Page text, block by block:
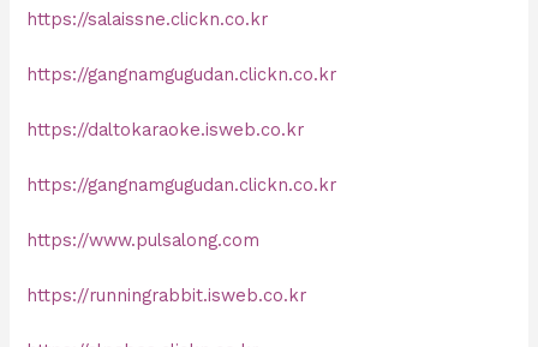
https://salaissne.clickn.co.kr
https://gangnamgugudan.clickn.co.kr
https://daltokaraoke.isweb.co.kr
https://gangnamgugudan.clickn.co.kr
https://www.pulsalong.com
https://runningrabbit.isweb.co.kr